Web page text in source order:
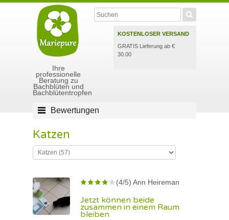
Ihre
professionelle
Beratung zu
Bachblüten und
Bachblütentropfen
KOSTENLOSER VERSAND
GRATIS Lieferung ab €
30.00
Bewertungen
Katzen
(4/5) Ann Heireman
Jetzt können beide
zusammen in einem Raum
bleiben